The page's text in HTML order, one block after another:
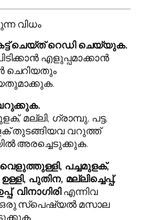
വിധം
ചെയ്ത് റെഡി ചെയ്യുക.
എളുപ്പമാക്കാൻ
ചെറിയതും
മല്ലി, ഗ്രാമ്പു, പട്ട,
തുടങ്ങിയവ വറുത്ത്
അരച്ചെടുക്കുക.
പച്ചമുളക്,
പുതിന, മല്ലിച്ചെപ്പ്,
വിനാഗിരിഎന്നിവ
ഒരു സ്പെഷ്യൽ മസാല